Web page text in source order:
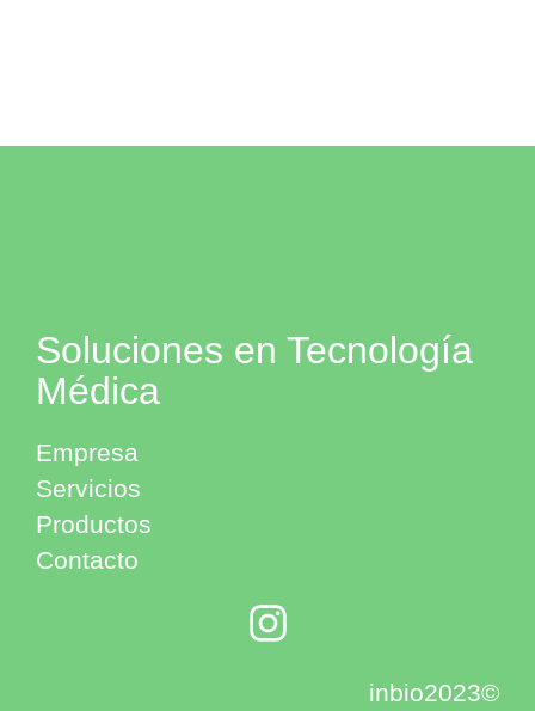
Soluciones en Tecnología
Médica
Empresa
Servicios
Productos
Contacto
inbio2023©